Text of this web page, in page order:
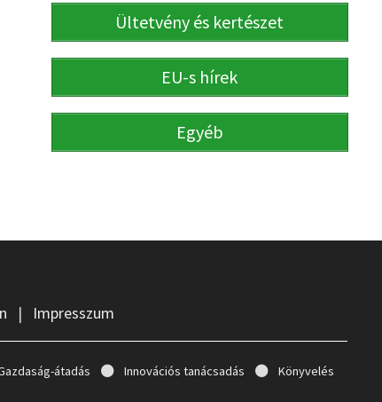
Ültetvény és kertészet
EU-s hírek
Egyéb
| Impresszum
átadás Innovációs tanácsadás Könyvelés